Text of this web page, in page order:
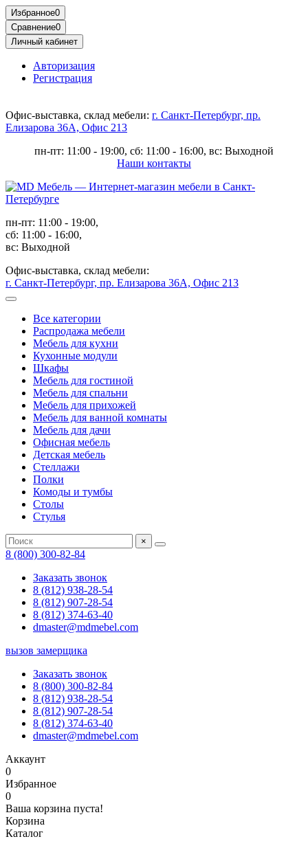
Избранное0
Сравнение0
Личный кабинет
Авторизация
Регистрация
Офис-выставка, склад мебели: г. Санкт-Петербург, пр.
Елизарова 36А, Офис 213
пн-пт: 11:00 - 19:00, сб: 11:00 - 16:00, вс: Выходной
Наши контакты
пн-пт: 11:00 - 19:00,
сб: 11:00 - 16:00,
вс: Выходной
Офис-выставка, склад мебели:
г. Санкт-Петербург, пр. Елизарова 36А, Офис 213
Все категории
Распродажа мебели
Мебель для кухни
Кухонные модули
Шкафы
Мебель для гостиной
Мебель для спальни
Мебель для прихожей
Мебель для ванной комнаты
Мебель для дачи
Офисная мебель
Детская мебель
Стеллажи
Полки
Комоды и тумбы
Столы
Стулья
×
8 (800) 300-82-84
Заказать звонок
8 (812) 938-28-54
8 (812) 907-28-54
8 (812) 374-63-40
dmaster@mdmebel.com
вызов замерщика
Заказать звонок
8 (800) 300-82-84
8 (812) 938-28-54
8 (812) 907-28-54
8 (812) 374-63-40
dmaster@mdmebel.com
Аккаунт
0
Избранное
0
Ваша корзина пуста!
Корзина
Каталог